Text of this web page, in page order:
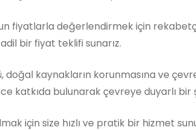
fiyatlarla değerlendirmek için
bir fiyat teklifi sunarız.
doğal kaynakların korunmasına ve
katkıda bulunarak çevreye duyarlı bir
için size hızlı ve pratik bir hizmet